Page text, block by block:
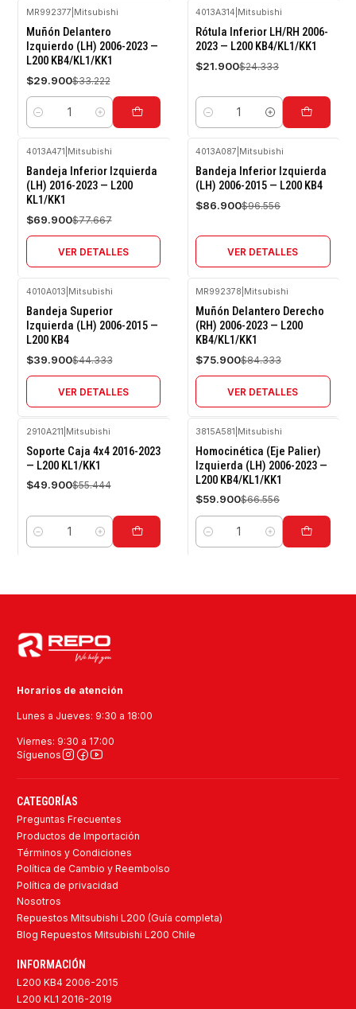
-10%
OFF
MR992377 Mitsubishi
Muñón Delantero
Izquierdo (LH) 2006-2023 —
L200 KB4/KL1/KK1
$29.900$33.222
Cantidad
-10%
OFF
4013A314 Mitsubishi
Rótula Inferior LH/RH 2006-
2023 — L200 KB4/KL1/KK1
$21.900$24.333
Cantidad
-10%
OFF
Agotado
4013A471 Mitsubishi
Bandeja Inferior Izquierda
(LH) 2016-2023 — L200
KL1/KK1
$69.900$77.667
VER DETALLES
-10%
OFF
4013A087 Mitsubishi
Bandeja Inferior Izquierda
(LH) 2006-2015 — L200 KB4
$86.900$96.556
VER DETALLES
-10%
OFF
Agotado
4010A013 Mitsubishi
Bandeja Superior
Izquierda (LH) 2006-2015 —
L200 KB4
$39.900$44.333
VER DETALLES
-10%
OFF
Agotado
MR992378 Mitsubishi
Muñón Delantero Derecho
(RH) 2006-2023 — L200
KB4/KL1/KK1
$75.900$84.333
VER DETALLES
-10%
OFF
2910A211 Mitsubishi
Soporte Caja 4x4 2016-2023
— L200 KL1/KK1
$49.900$55.444
Cantidad
-10%
OFF
3815A581 Mitsubishi
Homocinética (Eje Palier)
Izquierda (LH) 2006-2023 —
L200 KB4/KL1/KK1
$59.900$66.556
Cantidad
Horarios de atención
Lunes a Jueves: 9:30 a 18:00
Viernes: 9:30 a 17:00
Síguenos
CATEGORÍAS
Preguntas Frecuentes
Productos de Importación
Términos y Condiciones
Política de Cambio y Reembolso
Política de privacidad
Nosotros
Repuestos Mitsubishi L200 (Guía completa)
Blog Repuestos Mitsubishi L200 Chile
INFORMACIÓN
L200 KB4 2006-2015
L200 KL1 2016-2019